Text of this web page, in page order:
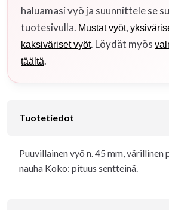
haluamasi vyö ja suunnittele se
tuotesivulla. Mustat vyöt,
kaksiväriset vyöt. Löydät myös
täältä.
Tuotetiedot
Puuvillainen vyö n. 45 mm, värillinen
nauha Koko: pituus sentteinä.